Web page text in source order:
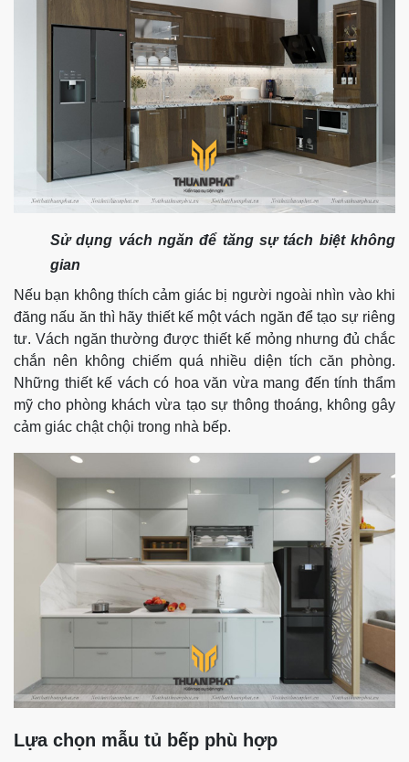
Sử dụng vách ngăn để tăng sự tách biệt không
gian
Nếu bạn không thích cảm giác bị người ngoài nhìn vào khi
đăng nấu ăn thì hãy thiết kế một vách ngăn để tạo sự riêng
tư. Vách ngăn thường được thiết kế mỏng nhưng đủ chắc
chắn nên không chiếm quá nhiều diện tích căn phòng.
Những thiết kế vách có hoa văn vừa mang đến tính thẩm
mỹ cho phòng khách vừa tạo sự thông thoáng, không gây
cảm giác chật chội trong nhà bếp.
Lựa chọn mẫu tủ bếp phù hợp